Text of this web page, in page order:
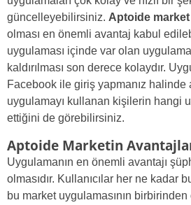
güncelleyebilirsiniz. Aptoide
olması en önemli avantaj kabul
uygulaması içinde var olan
kaldırılması son derece kolaydır.
Facebook ile giriş yapmanız
uygulamayı kullanan kişilerin hangi
ettiğini de görebilirsiniz.
Aptoide Marketin
Uygulamanın en önemli avantajı
olmasıdır. Kullanıcılar her ne kadar
bu market uygulamasının